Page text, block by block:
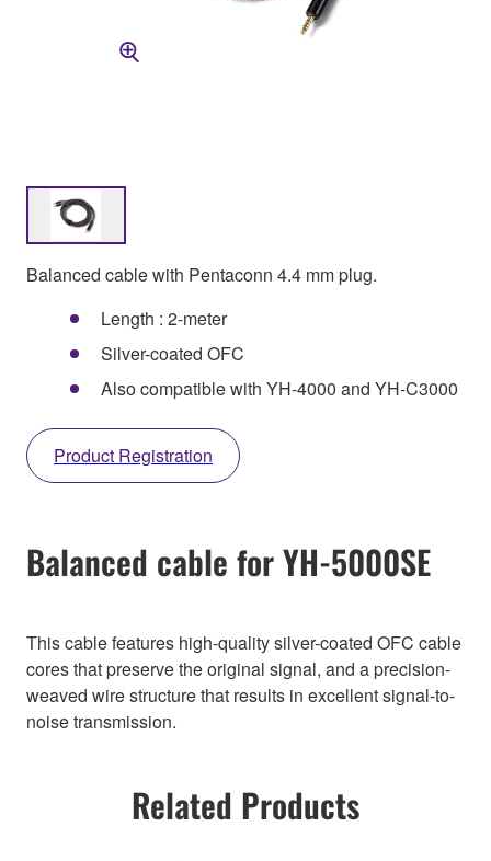
Balanced cable with Pentaconn 4.4 mm plug.
Length : 2-meter
Silver-coated OFC
Also compatible with YH-4000 and YH-C3000
Product Registration
Balanced cable for YH-5000SE
This cable features high-quality silver-coated OFC cable
cores that preserve the original signal, and a precision-
weaved wire structure that results in excellent signal-to-
noise transmission.
Related Products